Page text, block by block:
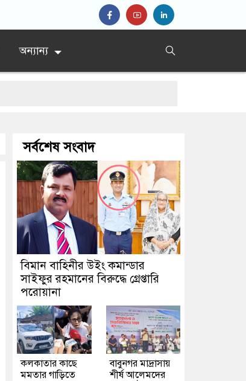
অন্যান্য
সর্বশেষ সংবাদ
বিমান বাহিনীর উইং কমান্ডার
সাইফুর রহমানের বিরুদ্ধে গ্রেপ্তারি
পরোয়ানা
কলকাতার কাছে
মমতার গাড়িতে
বাবুনগর মাদ্রাসায়
শীর্ষ আলেমদের